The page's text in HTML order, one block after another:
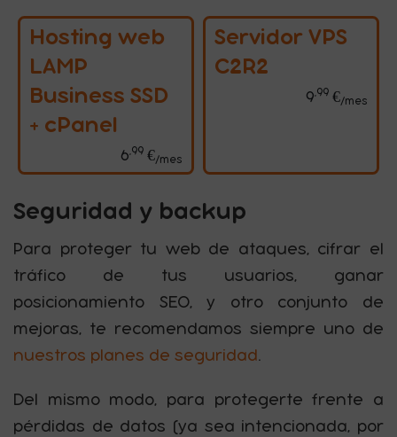
Hosting web
LAMP
Business SSD
+ cPanel
6,99 €/mes
Servidor VPS
C2R2
9,99 €/mes
Seguridad y backup
Para proteger tu web de ataques, cifrar el
tráfico de tus usuarios, ganar
posicionamiento SEO, y otro conjunto de
mejoras, te recomendamos siempre uno de
nuestros planes de seguridad.
Del mismo modo, para protegerte frente a
pérdidas de datos (ya sea intencionada, por